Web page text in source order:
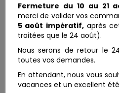
Fermeture du 10 au 21
merci de valider vos
5 août impératif,après
traitées que le 24 août).
Nous serons de retour le
toutes vos demandes.
En attendant, nous vous
vacances et un excellent